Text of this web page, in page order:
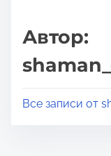
я
т
й
п
р
ч
Автор:
Все записи от